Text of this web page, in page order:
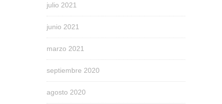
julio 2021
junio 2021
marzo 2021
septiembre 2020
agosto 2020